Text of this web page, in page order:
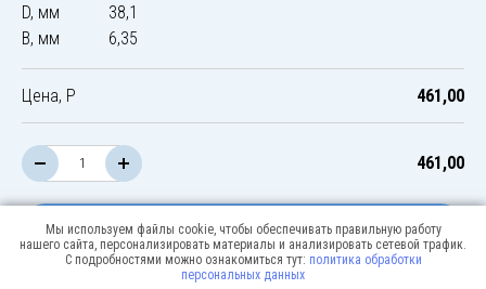
D, мм
38,1
B, мм
6,35
Цена, Р 461,00
461,00
В корзину
Мы используем файлы cookie, чтобы обеспечивать правильную работу
нашего сайта, персонализировать материалы и анализировать сетевой трафик.
С подробностями можно ознакомиться тут: политика обработки
персональных данных